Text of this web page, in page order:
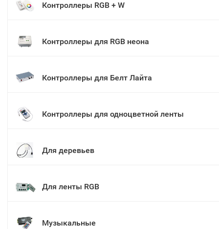
Контроллеры RGB + W
Контроллеры для RGB неона
Контроллеры для Белт Лайта
Контроллеры для одноцветной ленты
Для деревьев
Для ленты RGB
Музыкальные